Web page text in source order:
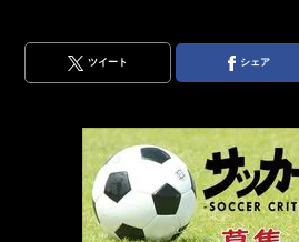
ツイート シェア